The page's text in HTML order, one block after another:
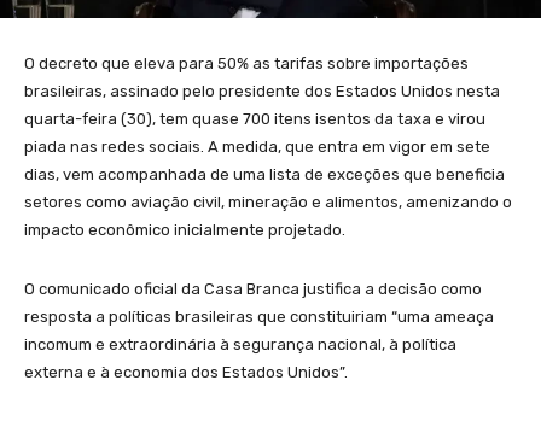
O decreto que eleva para 50% as tarifas sobre importações
brasileiras, assinado pelo presidente dos Estados Unidos nesta
quarta-feira (30), tem quase 700 itens isentos da taxa e virou
piada nas redes sociais. A medida, que entra em vigor em sete
dias, vem acompanhada de uma lista de exceções que beneficia
setores como aviação civil, mineração e alimentos, amenizando o
impacto econômico inicialmente projetado.
O comunicado oficial da Casa Branca justifica a decisão como
resposta a políticas brasileiras que constituiriam “uma ameaça
incomum e extraordinária à segurança nacional, à política
externa e à economia dos Estados Unidos”.